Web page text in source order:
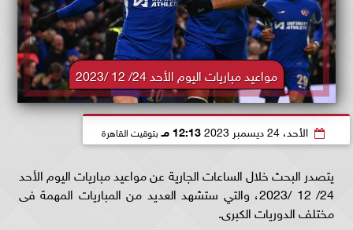
مواعيد مباريات اليوم الأحد 24/ 12 /2023
الأحد، 24 ديسمبر 2023 12:13 مـ بتوقيت القاهرة
يتصدر البحث خلال الساعات الجارية عن مواعيد مباريات اليوم الأحد
24/ 12 /2023، والتي ستشهد العديد من المباريات المهمة فى
مختلف الدوريات الكبرى.